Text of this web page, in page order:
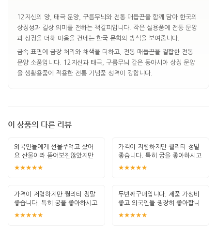
12지신의 양, 태극 문양, 구름무늬와 전통 매듭끈을 함께 담아 한국의
상징성과 길상 의미를 전하는 책갈피입니다. 작은 실용품에 전통 문양
과 상징을 더해 마음을 건네는 한국 문화의 방식을 보여줍니다.
금속 표면에 금장 처리와 채색을 더하고, 전통 매듭끈을 결합한 전통
문양 소품입니다. 12지신과 태극, 구름무늬 같은 동아시아 상징 문양
을 생활용품에 적용한 전통 기념품 성격이 강합니다.
이 상품의 다른 리뷰
외국인들에게 선물주려고 샀어
요 산물이라 뜯어보진않았지만
한국적인 포장이
★★★★★
가격이 저렴하지만 퀄리티 정말
좋습니다. 특히 궁을 좋아하시고
책 좋아하
★★★★★
가격이 저렴하지만 퀄리티 정말
좋습니다. 특히 궁을 좋아하시고
책 좋아하
★★★★★
두번째구매입니다. 제품 가성비
좋고 외국인들 굉장히 좋아합니
다. 안전하게
★★★★★